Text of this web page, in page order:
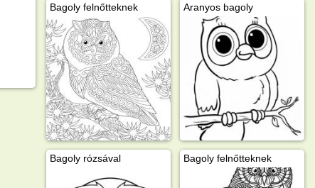
Bagoly felnőtteknek Aranyos bagoly
Bagoly rózsával Bagoly felnőtteknek